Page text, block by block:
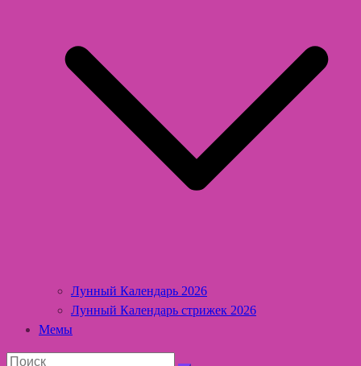
Лунный Календарь 2026
Лунный Календарь стрижек 2026
Мемы